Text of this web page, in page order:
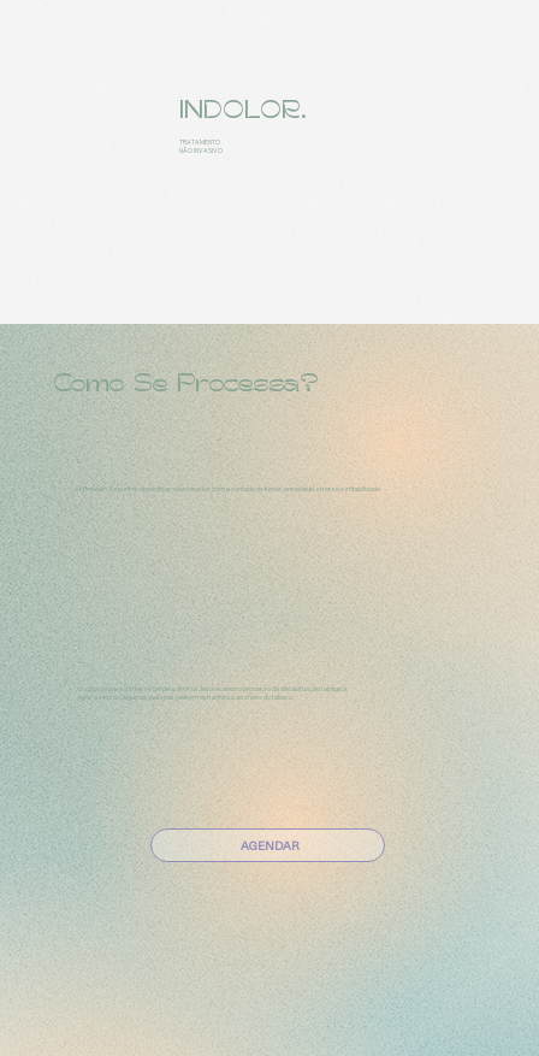
INDOLOR.
TRATAMENTO
NÃO INVASIVO
Como Se Processa?
1.
Estimulam-se pontos específicos relacionados com a vontade de fumar, ansiedade, stresse e irritabilidade.
O corpo relaxa e o stresse tende a diminuir, favorecendo o processo de desabituação tabágica.
Após a sessão, algumas pessoas referem estranheza ao cheiro do tabaco.
AGENDAR